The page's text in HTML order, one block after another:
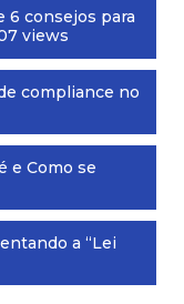
6 consejos para
views
compliance no
e Como se
a “Lei